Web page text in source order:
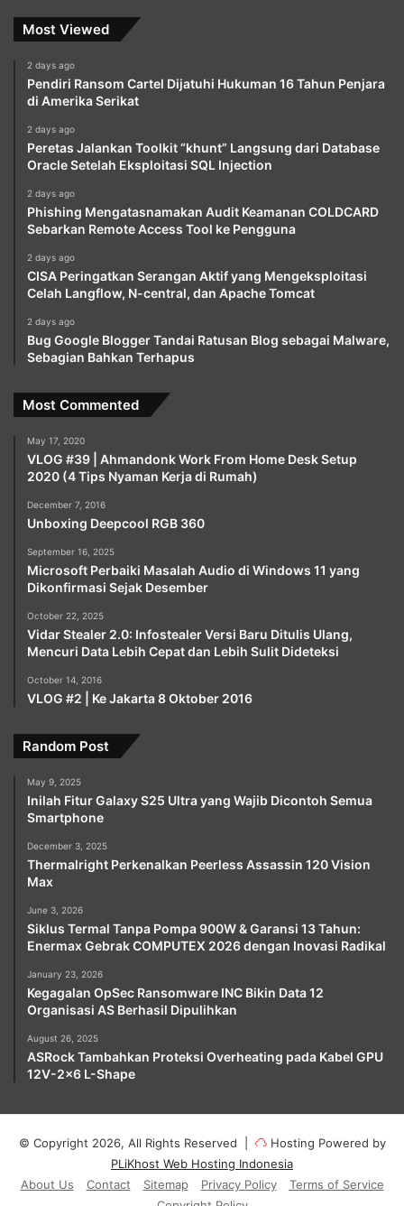
Most Viewed
2 days ago
Pendiri Ransom Cartel Dijatuhi Hukuman 16 Tahun Penjara
di Amerika Serikat
2 days ago
Peretas Jalankan Toolkit “khunt” Langsung dari Database
Oracle Setelah Eksploitasi SQL Injection
2 days ago
Phishing Mengatasnamakan Audit Keamanan COLDCARD
Sebarkan Remote Access Tool ke Pengguna
2 days ago
CISA Peringatkan Serangan Aktif yang Mengeksploitasi
Celah Langflow, N-central, dan Apache Tomcat
2 days ago
Bug Google Blogger Tandai Ratusan Blog sebagai Malware,
Sebagian Bahkan Terhapus
Most Commented
May 17, 2020
VLOG #39 | Ahmandonk Work From Home Desk Setup
2020 (4 Tips Nyaman Kerja di Rumah)
December 7, 2016
Unboxing Deepcool RGB 360
September 16, 2025
Microsoft Perbaiki Masalah Audio di Windows 11 yang
Dikonfirmasi Sejak Desember
October 22, 2025
Vidar Stealer 2.0: Infostealer Versi Baru Ditulis Ulang,
Mencuri Data Lebih Cepat dan Lebih Sulit Dideteksi
October 14, 2016
VLOG #2 | Ke Jakarta 8 Oktober 2016
Random Post
May 9, 2025
Inilah Fitur Galaxy S25 Ultra yang Wajib Dicontoh Semua
Smartphone
December 3, 2025
Thermalright Perkenalkan Peerless Assassin 120 Vision
Max
June 3, 2026
Siklus Termal Tanpa Pompa 900W & Garansi 13 Tahun:
Enermax Gebrak COMPUTEX 2026 dengan Inovasi Radikal
January 23, 2026
Kegagalan OpSec Ransomware INC Bikin Data 12
Organisasi AS Berhasil Dipulihkan
August 26, 2025
ASRock Tambahkan Proteksi Overheating pada Kabel GPU
12V-2×6 L-Shape
© Copyright 2026, All Rights Reserved |
Hosting Powered by
PLiKhost Web Hosting Indonesia
About Us
Contact Sitemap Privacy Policy
Terms of Service